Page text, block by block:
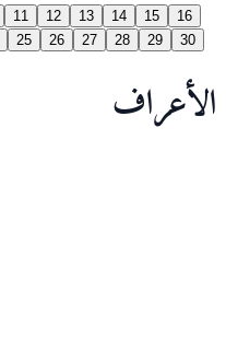
11 12 13 14 15
16
25 26 27 28 29 30
الأعراف